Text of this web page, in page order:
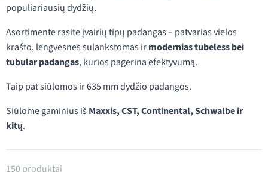
populiariausių dydžių.
Asortimente rasite įvairių tipų padangas – patvarias vielos
krašto, lengvesnes sulankstomas irmodernias tubeless bei
tubular padangas, kurios pagerina efektyvumą.
Taip pat siūlomos ir 635 mm dydžio padangos.
Siūlome gaminius išMaxxis, CST, Continental, Schwalbe ir
kitų.
Produktai kategorijoje 28"/700C padangos
150 produktai